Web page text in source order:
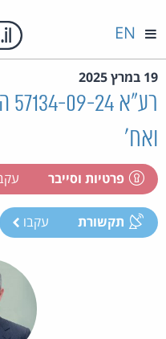
EN
19 במרץ 2025
ואח'
פרטיות וסייבר
תקשורת עקבו